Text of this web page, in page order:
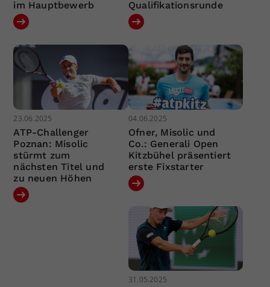
im Hauptbewerb Qualifikationsrunde
23.06.2025
ATP-Challenger
Poznan: Misolic
stürmt zum
nächsten Titel und
zu neuen Höhen
04.06.2025
Ofner, Misolic und
Co.: Generali Open
Kitzbühel präsentiert
erste Fixstarter
31.05.2025